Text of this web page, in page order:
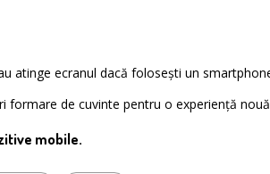
atinge ecranul dacă folosești un
de cuvinte pentru o experiență
mobile.